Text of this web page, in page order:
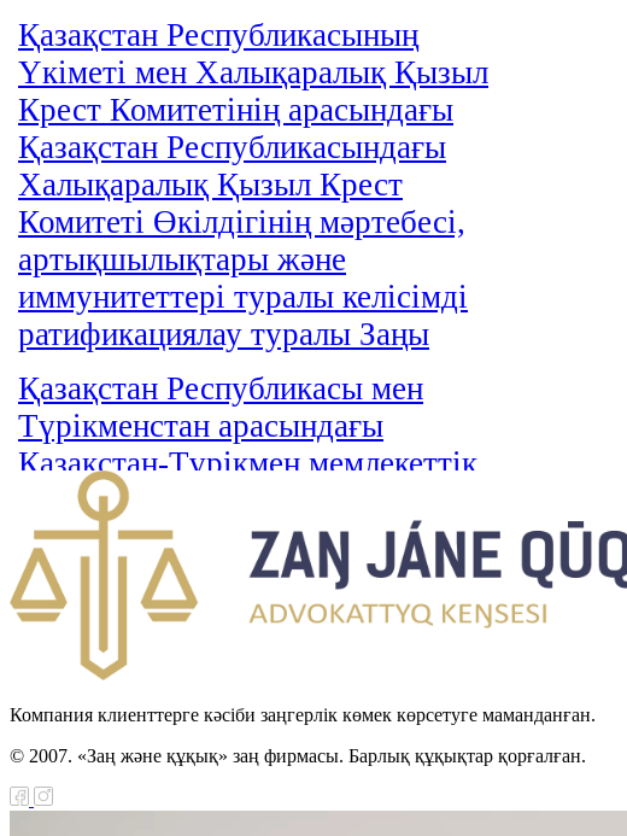
Қазақстан Республикасының
Үкіметі мен Халықаралық Қызыл
Крест Комитетінің арасындағы
Қазақстан Республикасындағы
Халықаралық Қызыл Крест
Комитеті Өкілдігінің мәртебесі,
артықшылықтары және
иммунитеттері туралы келісімді
ратификациялау туралы Заңы
Қазақстан Республикасы мен
Түрікменстан арасындағы
Қазақстан-Түрікмен мемлекеттік
шекарасын шегендеу туралы
келісімді ратификациялау туралы
Заңы
Қазақстан Республикасы мен
Иордан Хашимит Корольдігі
арасындағы қылмыстық істер
бойынша өзара құқықтық көмек
туралы келісімді ратификациялау
туралы Заңы
Компания клиенттерге кәсіби заңгерлік көмек көрсетуге маманданған.
© 2007. «Заң және құқық» заң фирмасы. Барлық құқықтар қорғалған.